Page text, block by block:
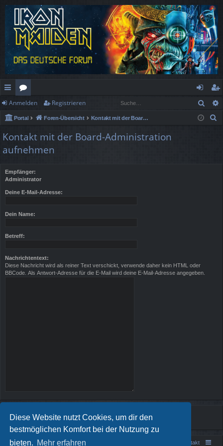
Diese Website nutzt Cookies, um dir den
bestmöglichen Komfort bei der Nutzung zu
bieten. Mehr erfahren
ch
ne
llz
ug
rif
or
en
n
m
eg
ist
Anmelden Registrieren
Portal Foren-Übersicht Kontakt mit der Board-Administration aufnehmen
Kontakt mit der Board-Administration
aufnehmen
Empfänger:
Administrator
Deine E-Mail-Adresse:
Dein Name:
Betreff:
Nachrichtentext:
Diese Nachricht wird als reiner Text verschickt, verwende daher kein HTML oder
BBCode. Als Antwort-Adresse für die E-Mail wird deine E-Mail-Adresse angegeben.
Portal Foren-Übersicht Kontakt